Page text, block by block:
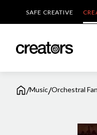
SAFE CREATIVE
/Music/Orchestral